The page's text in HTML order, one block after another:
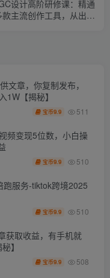
设计高阶研修课：精通
款主流创作工具，从出图
文章，你复制发布，
1W【揭秘】
宝币9.9 511
频变现5位数，小白操
宝币9.9 510
服务-tiktok跨境2025
宝币9.9 510
获取收益，有手机就
】
宝币9.9 508